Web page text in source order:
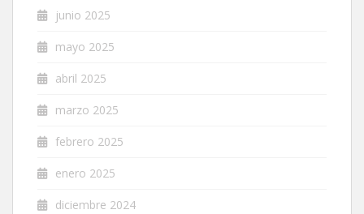
junio 2025
mayo 2025
abril 2025
marzo 2025
febrero 2025
enero 2025
diciembre 2024